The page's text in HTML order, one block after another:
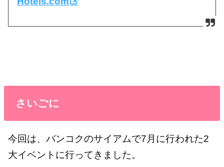
さいごに
今回は、バンコクのサイアムで7月に行われた2
大イベントに行ってきました。